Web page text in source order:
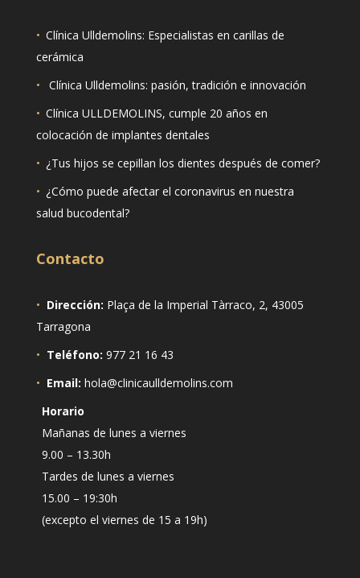
• Clínica Ulldemolins: Especialistas en carillas de
cerámica
•
Clínica Ulldemolins: pasión, tradición e innovación
• Clínica ULLDEMOLINS, cumple 20 años en
colocación de implantes dentales
• ¿Tus hijos se cepillan los dientes después de comer?
• ¿Cómo puede afectar el coronavirus en nuestra
salud bucodental?
Contacto
• Dirección: Plaça de la Imperial Tàrraco, 2, 43005
Tarragona
• Teléfono: 977 21 16 43
• Email: hola@clinicaulldemolins.com
Horario
Mañanas de lunes a viernes
9.00 – 13.30h
Tardes de lunes a viernes
15.00 – 19:30h
(excepto el viernes de 15 a 19h)